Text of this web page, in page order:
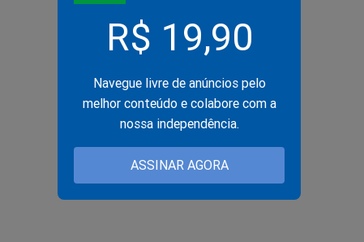
R$ 19,90
Navegue livre de anúncios pelo
melhor conteúdo e colabore com a
nossa independência.
ASSINAR AGORA